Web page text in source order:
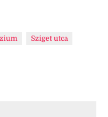
Sziget utca